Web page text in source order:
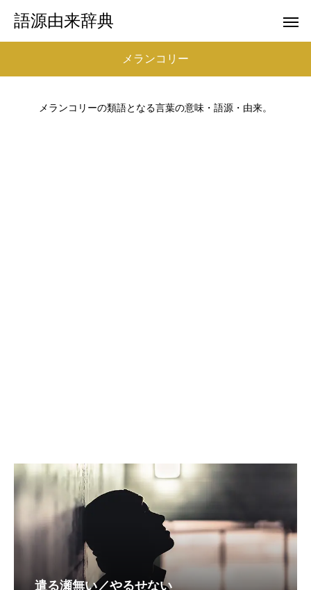
語源由来辞典
メランコリー
メランコリーの類語となる言葉の意味・語源・由来。
遣る瀬無い／やるせない